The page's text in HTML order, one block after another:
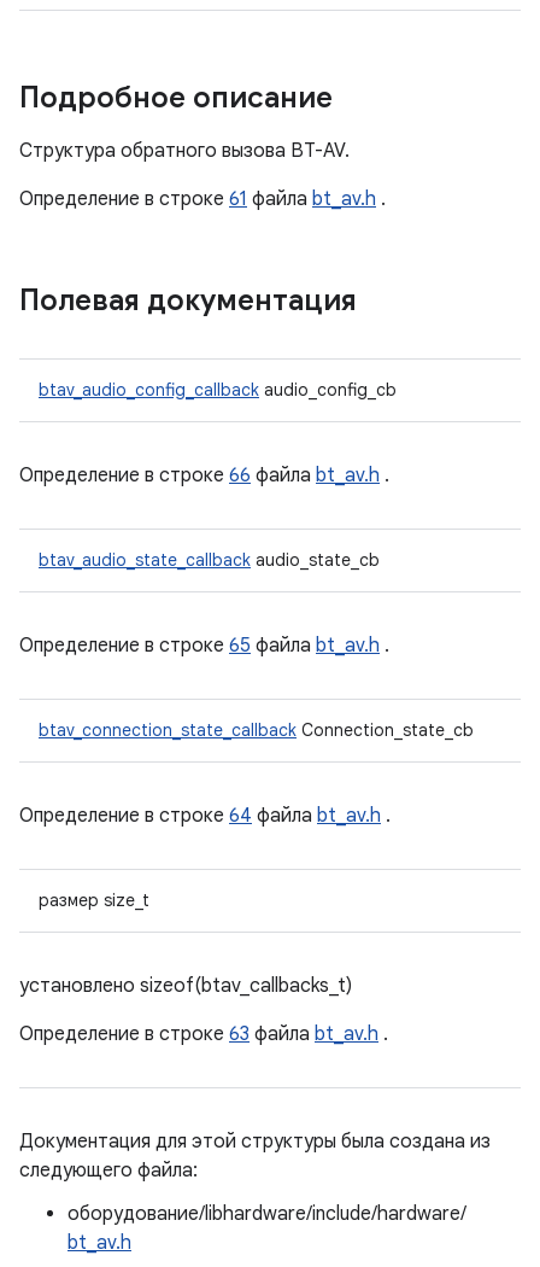
Подробное описание
Структура обратного вызова BT-AV.
Определение в строке 61 файла bt_av.h .
Полевая документация
btav_audio_config_callback audio_config_cb
Определение в строке 66 файла bt_av.h .
btav_audio_state_callback audio_state_cb
Определение в строке 65 файла bt_av.h .
btav_connection_state_callback Connection_state_cb
Определение в строке 64 файла bt_av.h .
размер size_t
установлено sizeof(btav_callbacks_t)
Определение в строке 63 файла bt_av.h .
Документация для этой структуры была создана из
следующего файла:
оборудование/libhardware/include/hardware/
bt_av.h